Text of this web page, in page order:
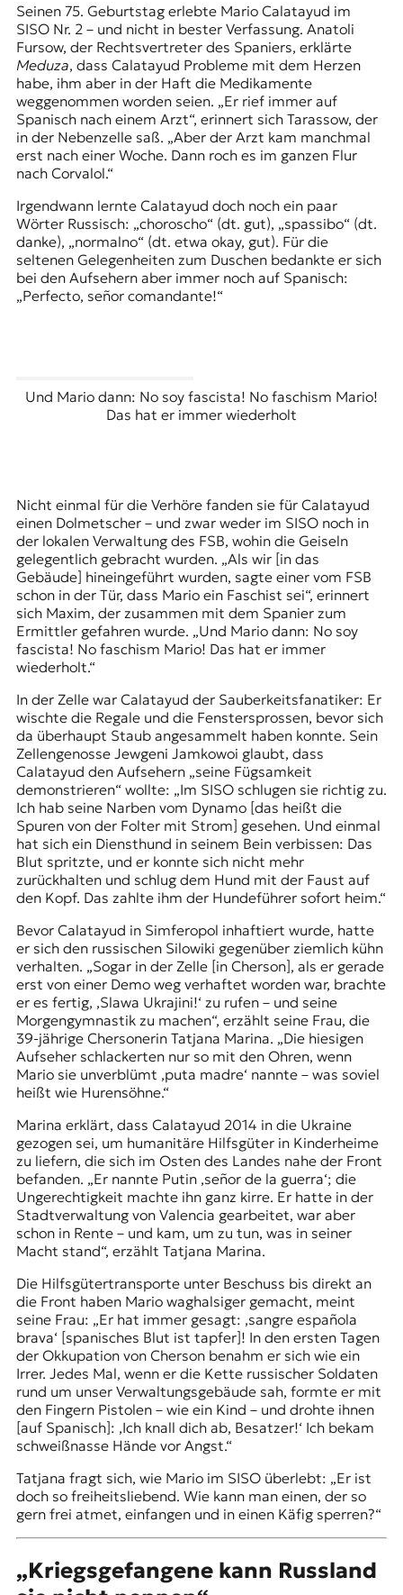
Seinen 75. Geburtstag erlebte Mario Calatayud im
SISO Nr. 2 – und nicht in bester Verfassung. Anatoli
Fursow, der Rechtsvertreter des Spaniers, erklärte
Meduza, dass Calatayud Probleme mit dem Herzen
habe, ihm aber in der Haft die Medikamente
weggenommen worden seien. „Er rief immer auf
Spanisch nach einem Arzt“, erinnert sich Tarassow, der
in der Nebenzelle saß. „Aber der Arzt kam manchmal
erst nach einer Woche. Dann roch es im ganzen Flur
nach Corvalol.“
Irgendwann lernte Calatayud doch noch ein paar
Wörter Russisch: „choroscho“ (dt. gut), „spassibo“ (dt.
danke), „normalno“ (dt. etwa okay, gut). Für die
seltenen Gelegenheiten zum Duschen bedankte er sich
bei den Aufsehern aber immer noch auf Spanisch:
„Perfecto, señor comandante!“
Und Mario dann: No soy fascista! No faschism Mario!
Das hat er immer wiederholt
Nicht einmal für die Verhöre fanden sie für Calatayud
einen Dolmetscher – und zwar weder im SISO noch in
der lokalen Verwaltung des FSB, wohin die Geiseln
gelegentlich gebracht wurden. „Als wir [in das
Gebäude] hineingeführt wurden, sagte einer vom FSB
schon in der Tür, dass Mario ein Faschist sei“, erinnert
sich Maxim, der zusammen mit dem Spanier zum
Ermittler gefahren wurde. „Und Mario dann: No soy
fascista! No faschism Mario! Das hat er immer
wiederholt.“
In der Zelle war Calatayud der Sauberkeitsfanatiker: Er
wischte die Regale und die Fenstersprossen, bevor sich
da überhaupt Staub angesammelt haben konnte. Sein
Zellengenosse Jewgeni Jamkowoi glaubt, dass
Calatayud den Aufsehern „seine Fügsamkeit
demonstrieren“ wollte: „Im SISO schlugen sie richtig zu.
Ich hab seine Narben vom Dynamo [das heißt die
Spuren von der Folter mit Strom] gesehen. Und einmal
hat sich ein Diensthund in seinem Bein verbissen: Das
Blut spritzte, und er konnte sich nicht mehr
zurückhalten und schlug dem Hund mit der Faust auf
den Kopf. Das zahlte ihm der Hundeführer sofort heim.“
Bevor Calatayud in Simferopol inhaftiert wurde, hatte
er sich den russischen Silowiki gegenüber ziemlich kühn
verhalten. „Sogar in der Zelle [in Cherson], als er gerade
erst von einer Demo weg verhaftet worden war, brachte
er es fertig, ‚Slawa Ukrajini!‘zu rufen – und seine
Morgengymnastik zu machen“, erzählt seine Frau, die
39-jährige Chersonerin Tatjana Marina. „Die hiesigen
Aufseher schlackerten nur so mit den Ohren, wenn
Mario sie unverblümt ‚puta madre‘ nannte – was soviel
heißt wie Hurensöhne.“
Marina erklärt, dass Calatayud 2014 in die Ukraine
gezogen sei, um humanitäre Hilfsgüter in Kinderheime
zu liefern, die sich im Osten des Landes nahe der Front
befanden. „Er nannte Putin ‚señor de la guerra‘; die
Ungerechtigkeit machte ihn ganz kirre. Er hatte in der
Stadtverwaltung von Valencia gearbeitet, war aber
schon in Rente – und kam, um zu tun, was in seiner
Macht stand“, erzählt Tatjana Marina.
Die Hilfsgütertransporte unter Beschuss bis direkt an
die Front haben Mario waghalsiger gemacht, meint
seine Frau: „Er hat immer gesagt: ‚sangre española
brava‘ [spanisches Blut ist tapfer]! In den ersten Tagen
der Okkupation von Cherson benahm er sich wie ein
Irrer. Jedes Mal, wenn er die Kette russischer Soldaten
rund um unser Verwaltungsgebäude sah, formte er mit
den Fingern Pistolen – wie ein Kind – und drohte ihnen
[auf Spanisch]: ‚Ich knall dich ab, Besatzer!‘ Ich bekam
schweißnasse Hände vor Angst.“
Tatjana fragt sich, wie Mario im SISO überlebt: „Er ist
doch so freiheitsliebend. Wie kann man einen, der so
gern frei atmet, einfangen und in einen Käfig sperren?“
„Kriegsgefangene kann Russland